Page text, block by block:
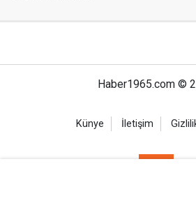
Haber1965.com ©
Künye İletişim